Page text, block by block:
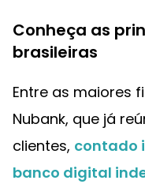
Conheça as
brasileiras
Entre as maiores
Nubank, que já
clientes, contado
banco digital